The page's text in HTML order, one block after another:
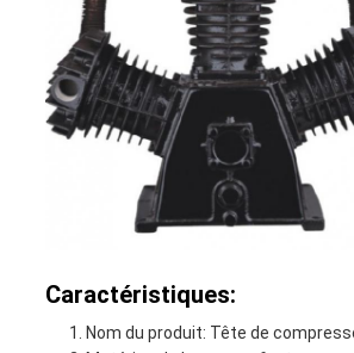
Caractéristiques:
Nom du produit: Tête de